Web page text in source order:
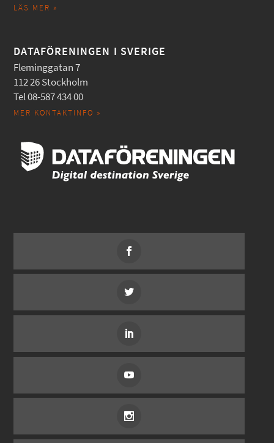
LÄS MER »
DATAFÖRENINGEN I SVERIGE
Fleminggatan 7
112 26 Stockholm
Tel 08-587 434 00
MER KONTAKTINFO »